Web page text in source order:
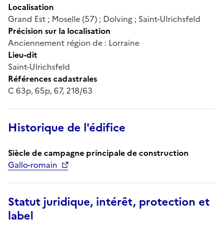
Localisation
Grand Est ; Moselle (57) ; Dolving ; Saint-Ulrichsfeld
Précision sur la localisation
Anciennement région de : Lorraine
Lieu-dit
Saint-Ulrichsfeld
Références cadastrales
C 63p, 65p, 67, 218/63
Historique de l'édifice
Siècle de campagne principale de construction
Gallo-romain
Statut juridique, intérêt, protection et
label